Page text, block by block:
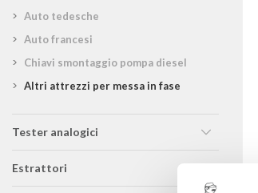
auto tedesche
auto francesi
chiavi smontaggio pompa diesel
altri attrezzi per messa in fase
tester analogici
estrattori